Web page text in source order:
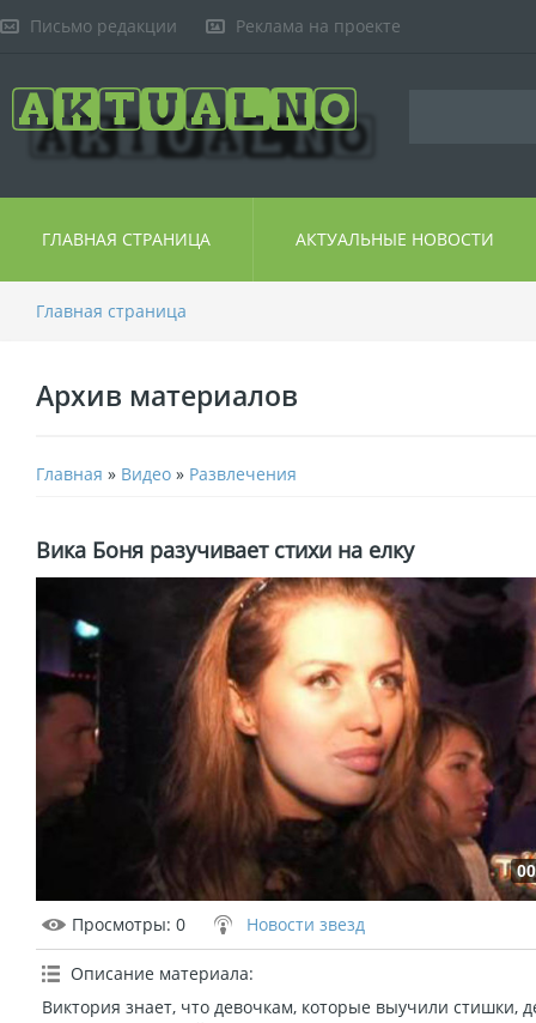
Письмо редакции Реклама на проекте
ГЛАВНАЯ СТРАНИЦА АКТУАЛЬНЫЕ НОВОСТИ
Главная страница
Архив материалов
Главная » Видео » Развлечения
Вика Боня разучивает стихи на елку
Просмотры: 0 Новости звезд
Описание материала:
Виктория знает, что девочкам, которые выучили стишки,